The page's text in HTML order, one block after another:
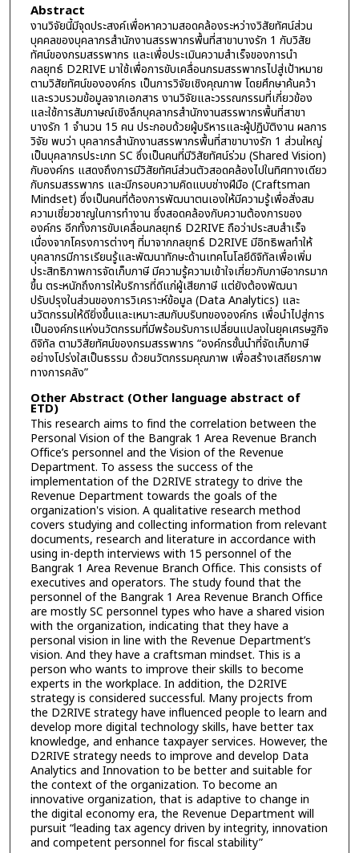
Abstract
งานวิจัยนี้มีจุดประสงค์เพื่อหาความสอดคล้องระหว่างวิสัยทัศน์ส่วน
บุคคลของบุคลากรสำนักงานสรรพากรพื้นที่สาขาบางรัก 1 กับวิสัย
ทัศน์ของกรมสรรพากร และเพื่อประเมินความสำเร็จของการนำ
กลยุทธ์ D2RIVE มาใช้เพื่อการขับเคลื่อนกรมสรรพากรไปสู่เป้าหมาย
ตามวิสัยทัศน์ขององค์กร เป็นการวิจัยเชิงคุณภาพ โดยศึกษาค้นคว้า
และรวบรวมข้อมูลจากเอกสาร งานวิจัยและวรรณกรรมที่เกี่ยวข้อง
และใช้การสัมภาษณ์เชิงลึกบุคลากรสำนักงานสรรพากรพื้นที่สาขา
บางรัก 1 จำนวน 15 คน ประกอบด้วยผู้บริหารและผู้ปฏิบัติงาน ผลการ
วิจัย พบว่า บุคลากรสำนักงานสรรพากรพื้นที่สาขาบางรัก 1 ส่วนใหญ่
เป็นบุคลากรประเภท SC ซึ่งเป็นคนที่มีวิสัยทัศน์ร่วม (Shared Vision)
กับองค์กร แสดงถึงการมีวิสัยทัศน์ส่วนตัวสอดคล้องไปในทิศทางเดียว
กับกรมสรรพากร และมีกรอบความคิดแบบช่างฝีมือ (Craftsman
Mindset) ซึ่งเป็นคนที่ต้องการพัฒนาตนเองให้มีความรู้เพื่อสั่งสม
ความเชี่ยวชาญในการทำงาน ซึ่งสอดคล้องกับความต้องการของ
องค์กร อีกทั้งการขับเคลื่อนกลยุทธ์ D2RIVE ถือว่าประสบสำเร็จ
เนื่องจากโครงการต่างๆ ที่มาจากกลยุทธ์ D2RIVE มีอิทธิพลทำให้
บุคลากรมีการเรียนรู้และพัฒนาทักษะด้านเทคโนโลยีดิจิทัลเพื่อเพิ่ม
ประสิทธิภาพการจัดเก็บภาษี มีความรู้ความเข้าใจเกี่ยวกับภาษีอากรมาก
ขึ้น ตระหนักถึงการให้บริการที่ดีแก่ผู้เสียภาษี แต่ยังต้องพัฒนา
ปรับปรุงในส่วนของการวิเคราะห์ข้อมูล (Data Analytics) และ
นวัตกรรมให้ดียิ่งขึ้นและเหมาะสมกับบริบทขององค์กร เพื่อนำไปสู่การ
เป็นองค์กรแห่งนวัตกรรมที่มีพร้อมรับการเปลี่ยนแปลงในยุคเศรษฐกิจ
ดิจิทัล ตามวิสัยทัศน์ของกรมสรรพากร “องค์กรชั้นนำที่จัดเก็บภาษี
อย่างโปร่งใสเป็นธรรม ด้วยนวัตกรรมคุณภาพ เพื่อสร้างเสถียรภาพ
ทางการคลัง”
Other Abstract (Other language abstract of
ETD)
This research aims to find the correlation between the
Personal Vision of the Bangrak 1 Area Revenue Branch
Office’s personnel and the Vision of the Revenue
Department. To assess the success of the
implementation of the D2RIVE strategy to drive the
Revenue Department towards the goals of the
organization's vision. A qualitative research method
covers studying and collecting information from relevant
documents, research and literature in accordance with
using in-depth interviews with 15 personnel of the
Bangrak 1 Area Revenue Branch Office. This consists of
executives and operators. The study found that the
personnel of the Bangrak 1 Area Revenue Branch Office
are mostly SC personnel types who have a shared vision
with the organization, indicating that they have a
personal vision in line with the Revenue Department’s
vision. And they have a craftsman mindset. This is a
person who wants to improve their skills to become
experts in the workplace. In addition, the D2RIVE
strategy is considered successful. Many projects from
the D2RIVE strategy have influenced people to learn and
develop more digital technology skills, have better tax
knowledge, and enhance taxpayer services. However, the
D2RIVE strategy needs to improve and develop Data
Analytics and Innovation to be better and suitable for
the context of the organization. To become an
innovative organization, that is adaptive to change in
the digital economy era, the Revenue Department will
pursuit “leading tax agency driven by integrity, innovation
and competent personnel for fiscal stability”